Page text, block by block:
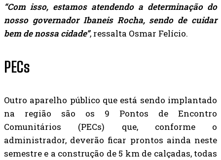
“Com isso, estamos atendendo a determinação do
nosso governador Ibaneis Rocha, sendo de cuidar
bem de nossa cidade”, ressalta Osmar Felício.
PECs
Outro aparelho público que está sendo implantado
na região são os 9 Pontos de Encontro
Comunitários (PECs) que, conforme o
administrador, deverão ficar prontos ainda neste
semestre e a construção de 5 km de calçadas, todas